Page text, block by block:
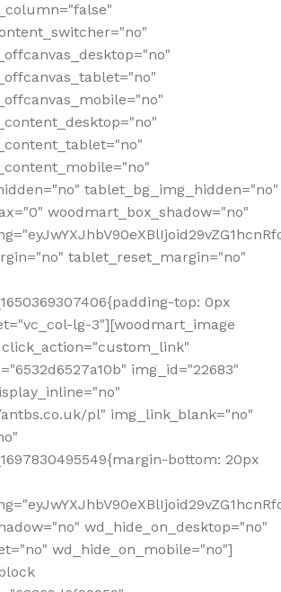
tablet_bg_img_hidden="no"
woodmart_box_shadow="no"
tablet_reset_margin="no"
top: 0px
lg-3"][woodmart_image
img_id="22683"
pl" img_link_blank="no"
bottom: 20px
wd_hide_on_desktop="no"
wd_hide_on_mobile="no"]